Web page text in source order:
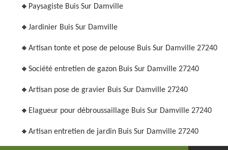
Paysagiste Buis Sur Damville
Jardinier Buis Sur Damville
Artisan tonte et pose de pelouse Buis Sur Damville 27240
Société entretien de gazon Buis Sur Damville 27240
Artisan pose de gravier Buis Sur Damville 27240
Elagueur pour débroussaillage Buis Sur Damville 27240
Artisan entretien de jardin Buis Sur Damville 27240